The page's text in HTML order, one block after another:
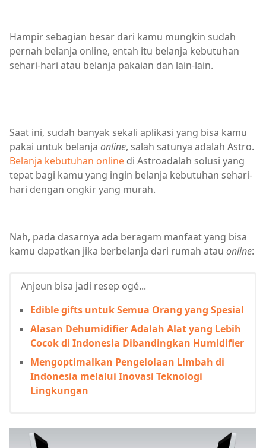
Hampir sebagian besar dari kamu mungkin sudah
pernah belanja online, entah itu belanja kebutuhan
sehari-hari atau belanja pakaian dan lain-lain.
Saat ini, sudah banyak sekali aplikasi yang bisa kamu
pakai untuk belanja online, salah satunya adalah Astro.
Belanja kebutuhan online di Astroadalah solusi yang
tepat bagi kamu yang ingin belanja kebutuhan sehari-
hari dengan ongkir yang murah.
Nah, pada dasarnya ada beragam manfaat yang bisa
kamu dapatkan jika berbelanja dari rumah atau online:
Anjeun bisa jadi resep ogé...
Edible gifts untuk Semua Orang yang Spesial
Alasan Dehumidifier Adalah Alat yang Lebih
Cocok di Indonesia Dibandingkan Humidifier
Mengoptimalkan Pengelolaan Limbah di
Indonesia melalui Inovasi Teknologi
Lingkungan